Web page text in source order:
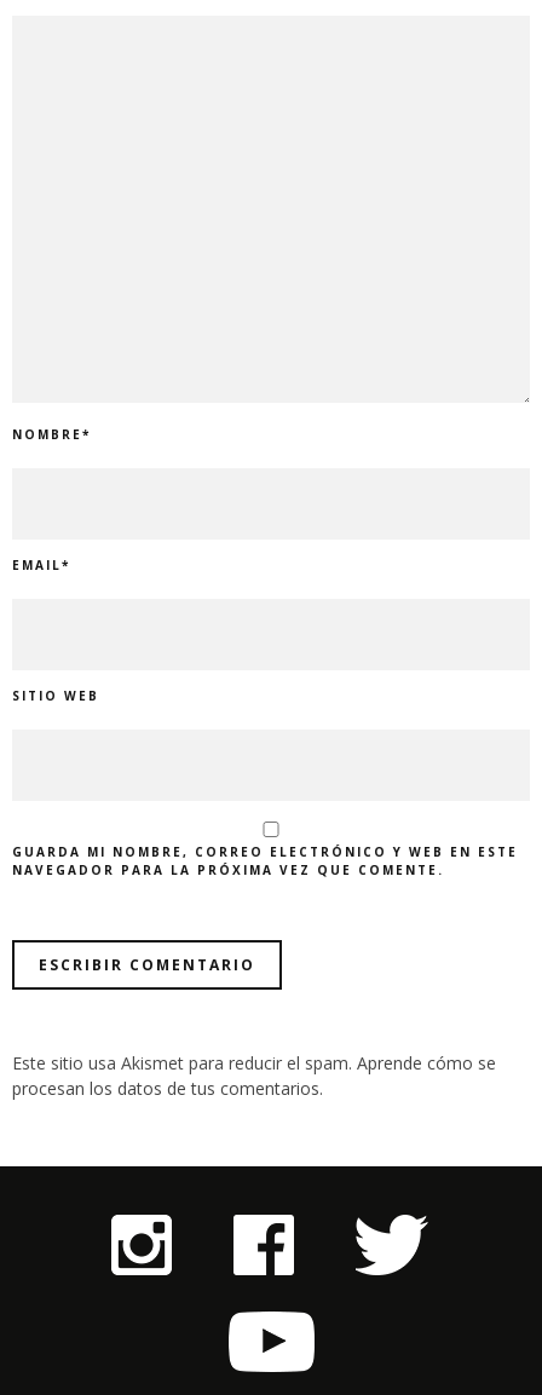
NOMBRE*
EMAIL*
SITIO WEB
GUARDA MI NOMBRE, CORREO ELECTRÓNICO Y WEB EN ESTE
NAVEGADOR PARA LA PRÓXIMA VEZ QUE COMENTE.
Este sitio usa Akismet para reducir el spam. Aprende cómo se
procesan los datos de tus comentarios.